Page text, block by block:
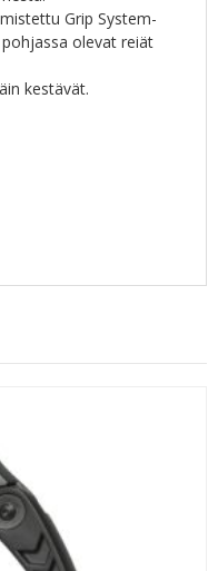
Grip System-
olevat reiät
kestävät.